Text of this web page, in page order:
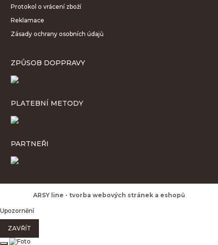
Protokol o vrácení zboží
Reklamace
Zásady ochrany osobních údajů
ZPŮSOB DOPPRAVY
PLATEBNÍ METODY
PARTNEŘI
ARSY line - tvorba webových stránek a eshopů
Upozornění
ZAVŘÍT